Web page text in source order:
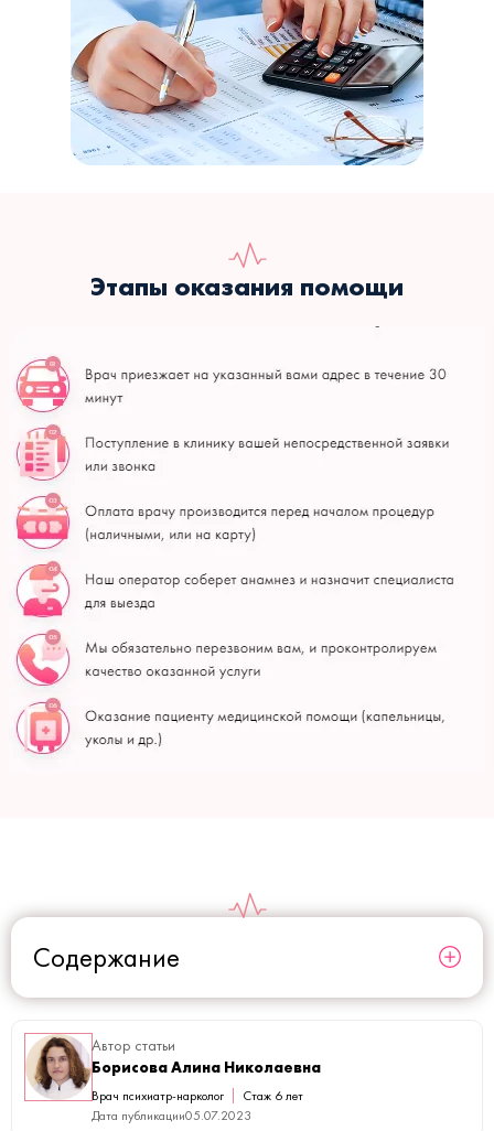
Этапы оказания помощи
Содержание
Автор статьи
Борисова Алина Николаевна
Врач психиатр-нарколог
Стаж 6 лет
Дата публикации05.07.2023